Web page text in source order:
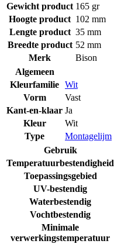
Gewicht product 165 gr
Hoogte product 102 mm
Lengte product 35 mm
Breedte product 52 mm
Merk
Bison
Algemeen
Kleurfamilie Wit
Vorm
Vast
Kant-en-klaar Ja
Kleur
Wit
Type
Montagelijm
Gebruik
Temperatuurbestendigheid
Toepassingsgebied
UV-bestendig
Waterbestendig
Vochtbestendig
Minimale
verwerkingstemperatuur